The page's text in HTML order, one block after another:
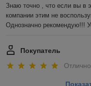
Знаю точно , что если вы в
компании этим не
Однозначно рекомендую!!!
Покупатель
Отлично